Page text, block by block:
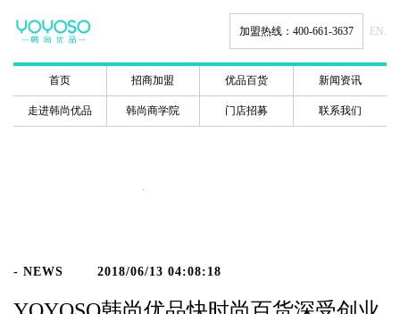
加盟热线：400-661-3637 EN.
首页 招商加盟 优品百货 新闻资讯
走进韩尚优品 韩尚商学院 门店招募 联系我们
- NEWS 2018/06/13 04:08:18